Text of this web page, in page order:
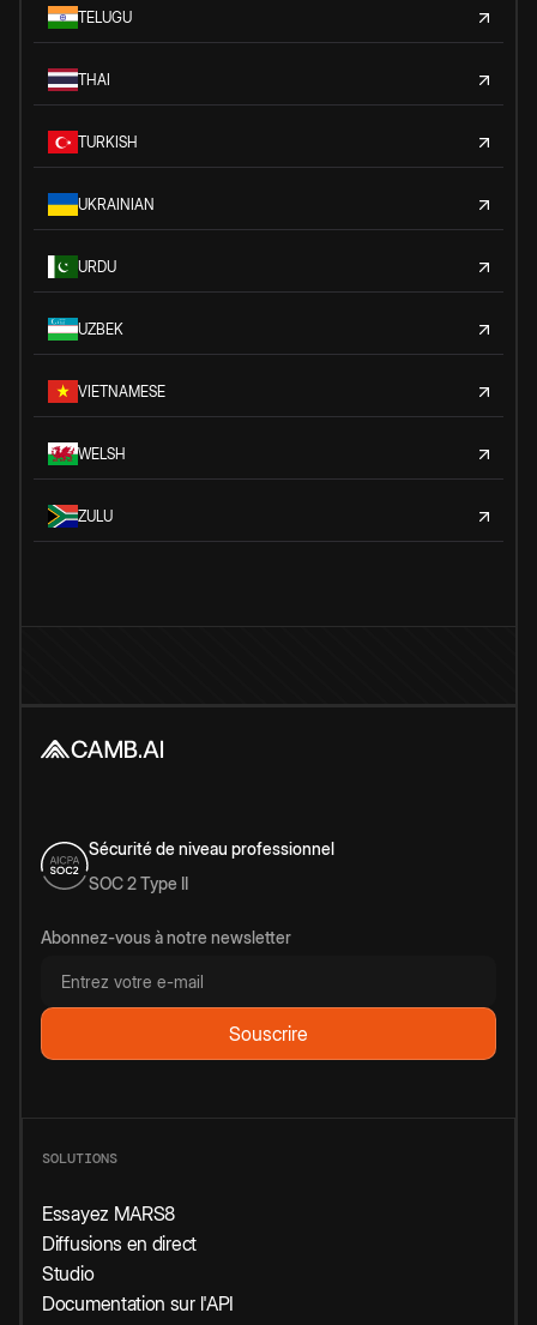
TELUGU
THAI
TURKISH
UKRAINIAN
URDU
UZBEK
VIETNAMESE
WELSH
ZULU
Sécurité de niveau professionnel
SOC 2 Type II
Abonnez-vous à notre newsletter
SOLUTIONS
Essayez MARS8
Diffusions en direct
Studio
Documentation sur l'API